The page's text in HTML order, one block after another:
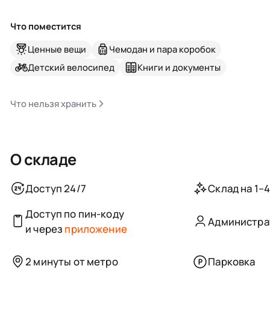
Что поместится
Ценные вещи
Чемодан и пара коробок
Детский велосипед
Книги и документы
Что нельзя хранить
О складе
Доступ 24/7
Склад на
Доступ по пин-коду
и через приложение
2 минуты от метро Парковка